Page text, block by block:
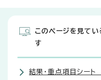
このページを見て
す
結果・重点項目シー